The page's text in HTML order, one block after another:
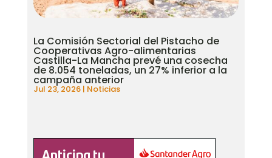
La Comisión Sectorial del Pistacho de
Cooperativas Agro-alimentarias
Castilla-La Mancha prevé una cosecha
de 8.054 toneladas, un 27% inferior a la
campaña anterior
Jul 23, 2026| Noticias